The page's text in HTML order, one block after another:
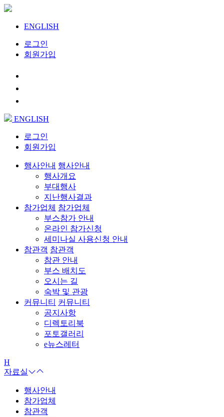
ENGLISH
로그인
회원가입
ENGLISH
로그인
회원가입
행사안내 행사안내
행사개요
부대행사
지난행사결과
참가업체 참가업체
부스참가 안내
온라인 참가신청
세미나실 사용신청 안내
참관객 참관객
참관 안내
부스 배치도
오시는 길
숙박 및 관광
커뮤니티 커뮤니티
공지사항
디렉토리북
포토갤러리
e뉴스레터
H
자료실
행사안내
참가업체
참관객